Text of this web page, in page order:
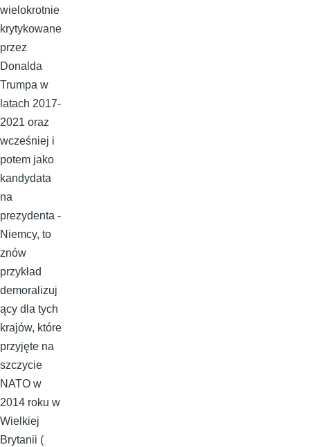
wielokrotnie
krytykowane
przez
Donalda
Trumpa w
latach 2017-
2021 oraz
wcześniej i
potem jako
kandydata
na
prezydenta -
Niemcy, to
znów
przykład
demoralizuj
ący dla tych
krajów, które
przyjęte na
szczycie
NATO w
2014 roku w
Wielkiej
Brytanii (